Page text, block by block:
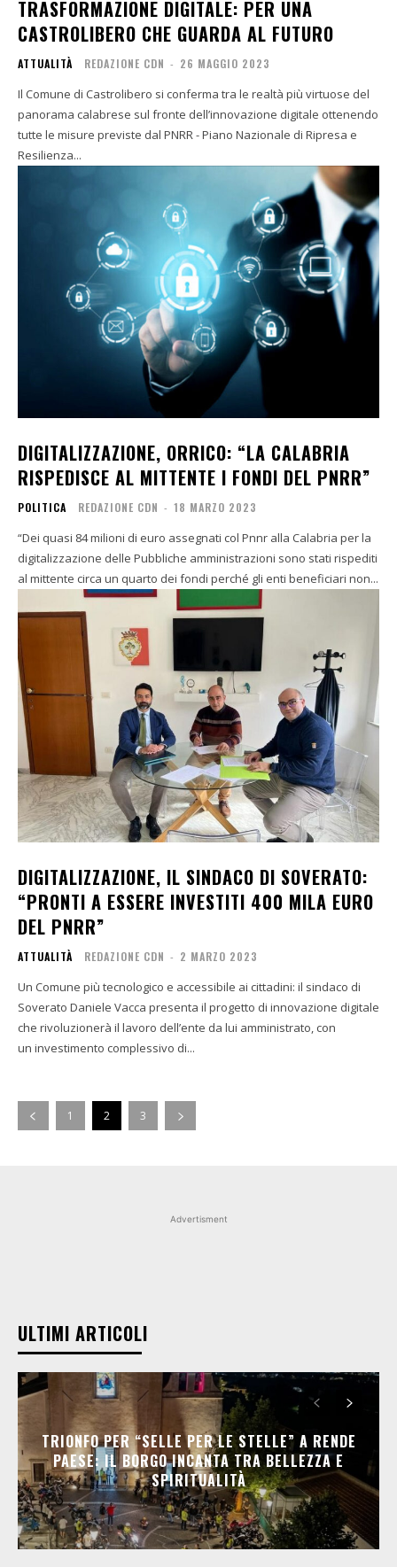
TRASFORMAZIONE DIGITALE: PER UNA
CASTROLIBERO CHE GUARDA AL FUTURO
ATTUALITÀ REDAZIONE CDN - 26 MAGGIO 2023
Il Comune di Castrolibero si conferma tra le realtà più virtuose del
panorama calabrese sul fronte dell’innovazione digitale ottenendo
tutte le misure previste dal PNRR - Piano Nazionale di Ripresa e
Resilienza...
DIGITALIZZAZIONE, ORRICO: “LA CALABRIA
RISPEDISCE AL MITTENTE I FONDI DEL PNRR”
POLITICA REDAZIONE CDN - 18 MARZO 2023
“Dei quasi 84 milioni di euro assegnati col Pnnr alla Calabria per la
digitalizzazione delle Pubbliche amministrazioni sono stati rispediti
al mittente circa un quarto dei fondi perché gli enti beneficiari non...
DIGITALIZZAZIONE, IL SINDACO DI SOVERATO:
“PRONTI A ESSERE INVESTITI 400 MILA EURO
DEL PNRR”
ATTUALITÀ REDAZIONE CDN - 2 MARZO 2023
Un Comune più tecnologico e accessibile ai cittadini: il sindaco di
Soverato Daniele Vacca presenta il progetto di innovazione digitale
che rivoluzionerà il lavoro dell’ente da lui amministrato, con
un investimento complessivo di...
1 2 3
Advertisment
ULTIMI ARTICOLI
TRIONFO PER “SELLE PER LE STELLE” A RENDE
PAESE: IL BORGO INCANTA TRA BELLEZZA E
SPIRITUALITÀ